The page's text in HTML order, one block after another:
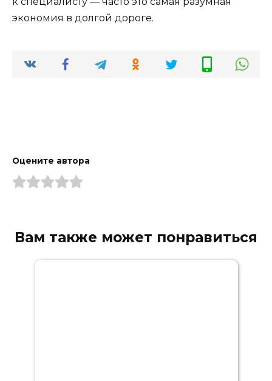
экономия в долгой дороге.
Оцените автора
Вам также может понравиться